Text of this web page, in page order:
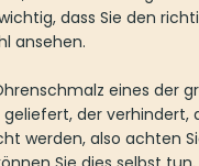
dass Sie den
ansehen.
eines der
der verhindert,
werden, also achten